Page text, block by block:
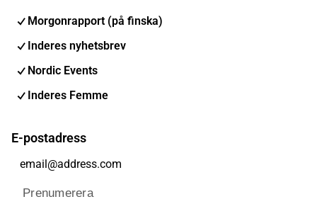
Morgonrapport (på finska)
Inderes nyhetsbrev
Nordic Events
Inderes Femme
E-postadress
Prenumerera